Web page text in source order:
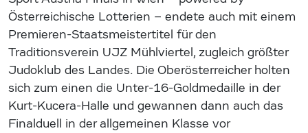
Österreichische Lotterien – endete auch mit einem
Premieren-Staatsmeistertitel für den
Traditionsverein UJZ Mühlviertel, zugleich größter
Judoklub des Landes. Die Oberösterreicher holten
sich zum einen die Unter-16-Goldmedaille in der
Kurt-Kucera-Halle und gewannen dann auch das
Finalduell in der allgemeinen Klasse vor